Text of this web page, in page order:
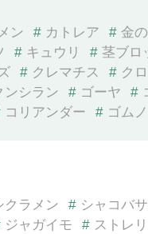
ン # カトレア # 金
# キュウリ # 茎ブロ
# クレマチス # ク
ンシラン # ゴーヤ #
コリアンダー # ゴム
クラメン # シャコバ
ジャガイモ # ストレ